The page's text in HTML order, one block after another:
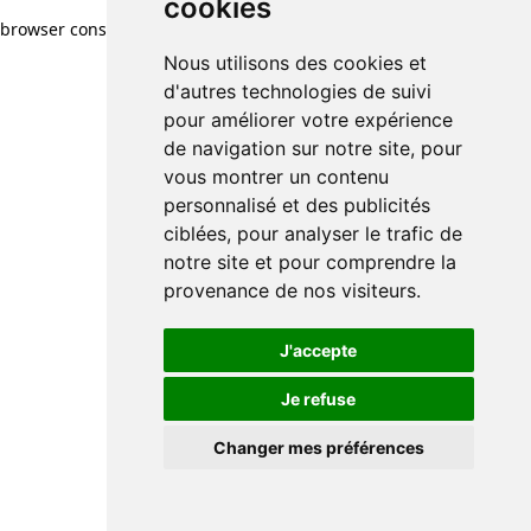
cookies
Nous utilisons des cookies et
d'autres technologies de suivi
pour améliorer votre expérience
de navigation sur notre site, pour
vous montrer un contenu
personnalisé et des publicités
ciblées, pour analyser le trafic de
notre site et pour comprendre la
provenance de nos visiteurs.
J'accepte
Je refuse
Changer mes préférences
browser console for more information)